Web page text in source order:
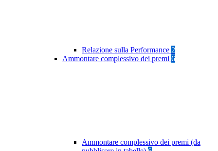
Relazione sulla Performance 2
Ammontare complessivo dei premi 6
Ammontare complessivo dei premi (da